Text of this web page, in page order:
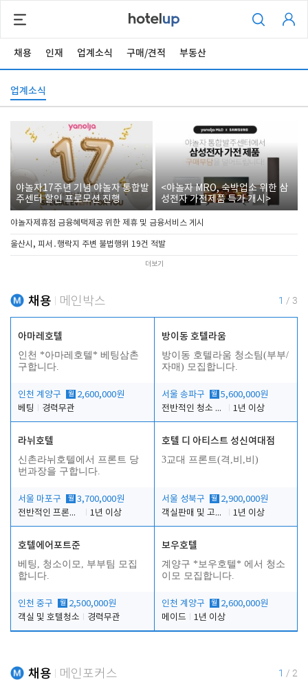
채용 인재 업계소식 구매/견적 부동산
업계소식
야놀자17주년 기념 야놀자 통합발
주센터 할인 프로모션 진행
<야놀자 MRO, 숙박업소 위한 삼
성전자 가전제품 특가 개시>
야놀자제휴점 금융혜택제공 위한 제휴 및 금융서비스 게시
울산시, 피서․행락지 주변 불법행위 19건 적발
더보기
채용 메인박스 1 / 3
아마레호텔
인천 *아마레호텔* 베팅삼촌
구합니다.
인천 계양구 월 2,600,000원
베팅
경력무관
방이동 호텔라움
방이동 호텔라움 청소팀(부부/
자매) 모집합니다.
서울 송파구 월 5,600,000원
전반적인 청소 업무(객실청소.객실정리)
1년 이상
라뉘호텔
신촌라뉘호텔에서 프론트 당
번과장을 구합니다.
서울 마포구 월 3,700,000원
전반적인 프론트 당번업무
1년 이상
호텔 디 아티스트 성신여대점
3교대 프론트(격,비,비)
서울 성북구 월 2,900,000원
객실판매 및 고객응대
1년 이상
호텔에어포트준
베팅, 청소이모, 부부팀 모집
합니다.
인천 중구 월 2,500,000원
객실 및 호텔청소
경력무관
보우호텔
계양구 *보우호텔* 에서 청소
이모 모집합니다.
인천 계양구 월 2,600,000원
메이드
1년 이상
채용 메인포커스 1 / 2